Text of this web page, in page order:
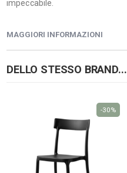
impeccabile.
MAGGIORI INFORMAZIONI
DELLO STESSO BRAND...
-30%